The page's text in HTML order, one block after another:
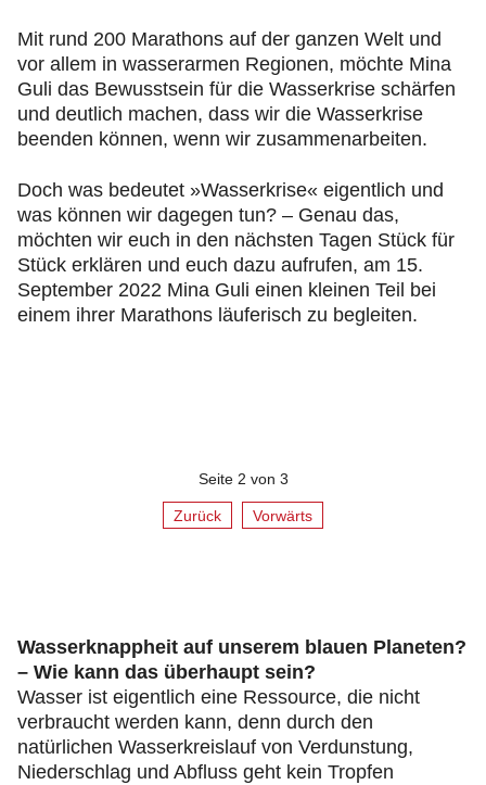
Mit rund 200 Marathons auf der ganzen Welt und
vor allem in wasserarmen Regionen, möchte Mina
Guli das Bewusstsein für die Wasserkrise schärfen
und deutlich machen, dass wir die Wasserkrise
beenden können, wenn wir zusammenarbeiten.
Doch was bedeutet »Wasserkrise« eigentlich und
was können wir dagegen tun? – Genau das,
möchten wir euch in den nächsten Tagen Stück für
Stück erklären und euch dazu aufrufen, am 15.
September 2022 Mina Guli einen kleinen Teil bei
einem ihrer Marathons läuferisch zu begleiten.
Seite 2 von 3
Zurück Vorwärts
Wasserknappheit auf unserem blauen Planeten?
– Wie kann das überhaupt sein?
Wasser ist eigentlich eine Ressource, die nicht
verbraucht werden kann, denn durch den
natürlichen Wasserkreislauf von Verdunstung,
Niederschlag und Abfluss geht kein Tropfen